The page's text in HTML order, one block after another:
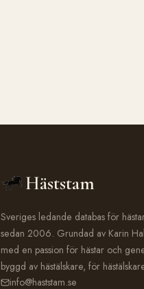
Häststam
Sveriges ledande databas för
sedan 2006. Grundad av Karin
med en passion för hästar och
byggd av hästälskare, för
info@haststam.se